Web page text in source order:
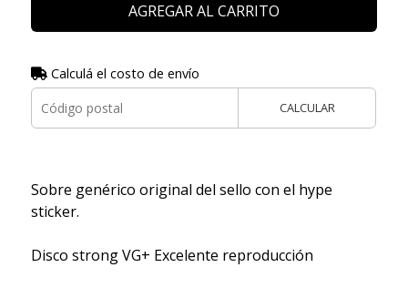
AGREGAR AL CARRITO
Calculá el costo de envío
CALCULAR
Sobre genérico original del sello con el hype
sticker.
Disco strong VG+ Excelente reproducción